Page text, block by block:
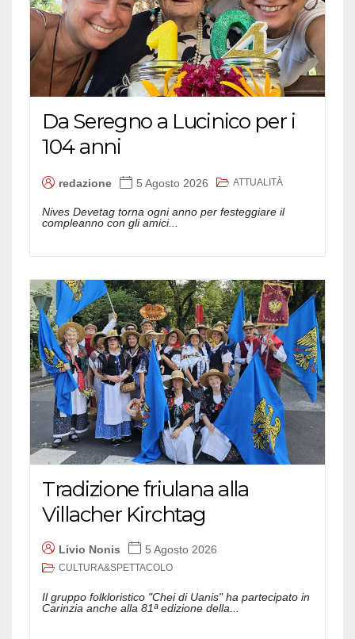
Da Seregno a Lucinico per i
104 anni
redazione 5 Agosto 2026 ATTUALITÀ
Nives Devetag torna ogni anno per festeggiare il
compleanno con gli amici...
Tradizione friulana alla
Villacher Kirchtag
Livio Nonis 5 Agosto 2026
CULTURA&SPETTACOLO
Il gruppo folkloristico "Chei di Uanis" ha partecipato in
Carinzia anche alla 81ª edizione della...